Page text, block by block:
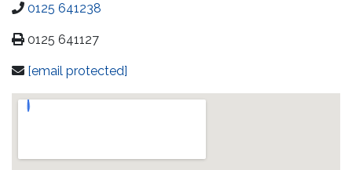
0125 641238
0125 641127
[email protected]